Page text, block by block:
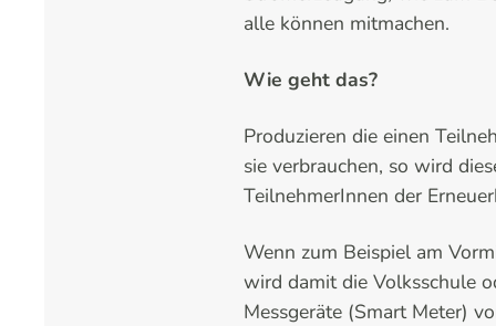
alle können mitmachen.
Wie geht das?
Produzieren die einen
sie verbrauchen, so wird
TeilnehmerInnen der
Wenn zum Beispiel am
wird damit die Volksschule
Messgeräte (Smart Meter)